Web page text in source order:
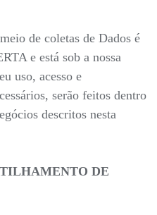
de coletas de Dados é
e está sob a nossa
uso, acesso e
serão feitos dentro
descritos nesta
DE